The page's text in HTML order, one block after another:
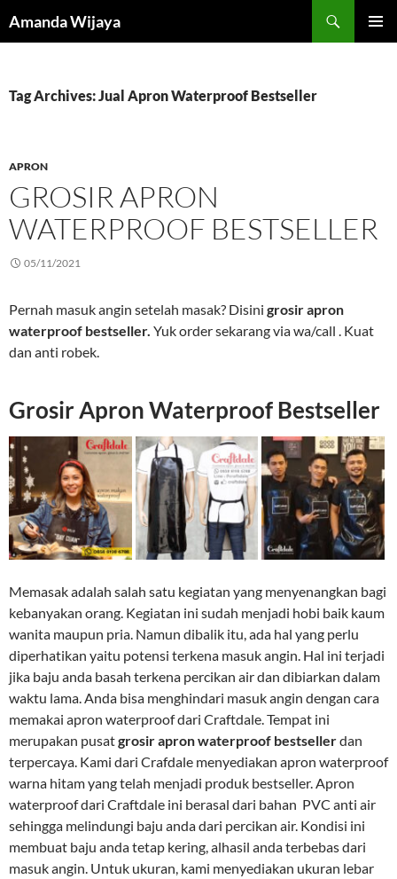
Amanda Wijaya
Tag Archives: Jual Apron Waterproof Bestseller
APRON
GROSIR APRON
WATERPROOF BESTSELLER
05/11/2021
Pernah masuk angin setelah masak? Disini grosir apron
waterproof bestseller. Yuk order sekarang via wa/call . Kuat
dan anti robek.
Grosir Apron Waterproof Bestseller
Memasak adalah salah satu kegiatan yang menyenangkan bagi
kebanyakan orang. Kegiatan ini sudah menjadi hobi baik kaum
wanita maupun pria. Namun dibalik itu, ada hal yang perlu
diperhatikan yaitu potensi terkena masuk angin. Hal ini terjadi
jika baju anda basah terkena percikan air dan dibiarkan dalam
waktu lama. Anda bisa menghindari masuk angin dengan cara
memakai apron waterproof dari Craftdale. Tempat ini
merupakan pusatgrosir apron waterproof bestsellerdan
terpercaya. Kami dari Crafdale menyediakan apron waterproof
warna hitam yang telah menjadi produk bestseller. Apron
waterproof dari Craftdale ini berasal dari bahan PVC anti air
sehingga melindungi baju anda dari percikan air. Kondisi ini
membuat baju anda tetap kering, alhasil anda terbebas dari
masuk angin. Untuk ukuran, kami menyediakan ukuran lebar